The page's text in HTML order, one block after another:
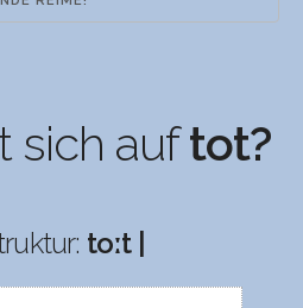
sich auftot?
toːt |